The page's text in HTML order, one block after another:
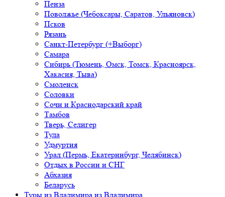
Пенза
Поволжье (Чебоксары, Саратов, Ульяновск)
Псков
Рязань
Санкт-Петербург (+Выборг)
Самара
Сибирь (Тюмень, Омск, Томск, Красноярск,
Хакасия, Тыва)
Смоленск
Соловки
Сочи и Краснодарский край
Тамбов
Тверь, Селигер
Тула
Удмуртия
Урал (Пермь, Екатеринбург, Челябинск)
Отдых в России и СНГ
Абхазия
Беларусь
Туры из Владимира из Владимира